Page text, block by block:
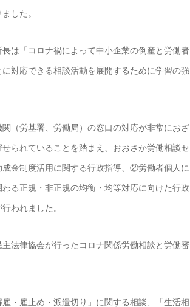
した。
は「コロナ禍によって中小企業の倒産と労働者
対応できる相談活動を展開するために学習の強
（労基署、労働局）の窓口の対応が非常におざ
られていることを踏まえ、おおさか労働相談セ
金制度活用に関する行政指導、②労働者個人に
る正規・非正規の均衡・均等対応に向けた行政
われました。
法律協会が行ったコロナ関係労働相談と労働審
・雇止め・派遣切り」に関する相談、「生活相